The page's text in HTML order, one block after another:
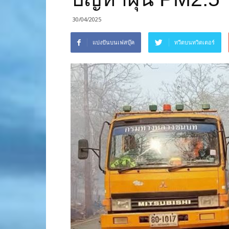
30/04/2025
แบ่งปันบนเฟสบุ๊ค ทวีตบนทวิตเตอร์